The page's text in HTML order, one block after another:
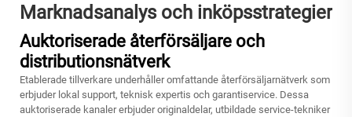
Marknadsanalys och inköpsstrategier
Auktoriserade återförsäljare och
distributionsnätverk
Etablerade tillverkare underhåller omfattande återförsäljarnätverk som
erbjuder lokal support, teknisk expertis och garantiservice. Dessa
auktoriserade kanaler erbjuder originaldelar, utbildade service-tekniker